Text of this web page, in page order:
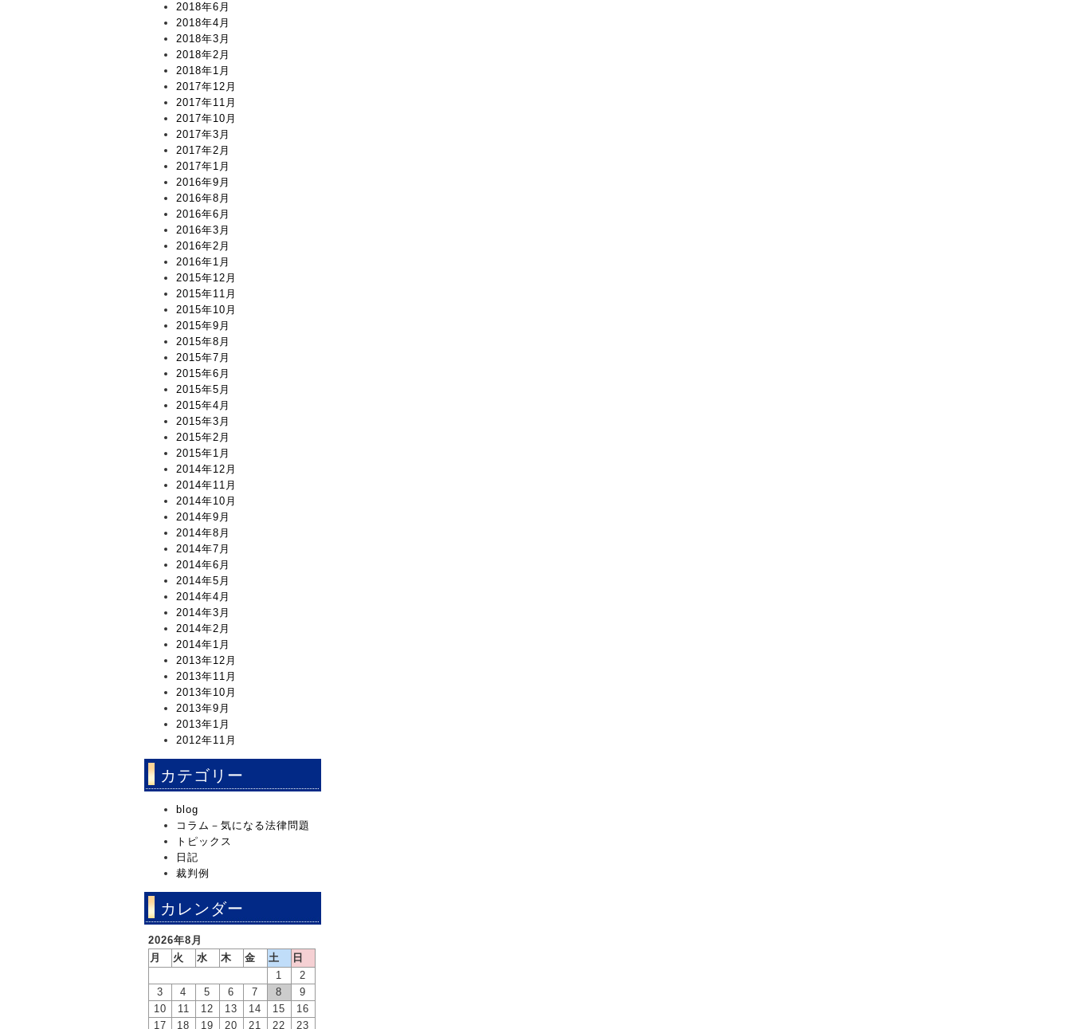
2018年6月
2018年4月
2018年3月
2018年2月
2018年1月
2017年12月
2017年11月
2017年10月
2017年3月
2017年2月
2017年1月
2016年9月
2016年8月
2016年6月
2016年3月
2016年2月
2016年1月
2015年12月
2015年11月
2015年10月
2015年9月
2015年8月
2015年7月
2015年6月
2015年5月
2015年4月
2015年3月
2015年2月
2015年1月
2014年12月
2014年11月
2014年10月
2014年9月
2014年8月
2014年7月
2014年6月
2014年5月
2014年4月
2014年3月
2014年2月
2014年1月
2013年12月
2013年11月
2013年10月
2013年9月
2013年1月
2012年11月
カテゴリー
blog
コラム－気になる法律問題
トピックス
日記
裁判例
カレンダー
2026年8月
月
火 水 木 金 土
日
1
2
3
4 5 6 7 8
9
10
11 12 13 14 15
16
17
18 19 20 21 22 23